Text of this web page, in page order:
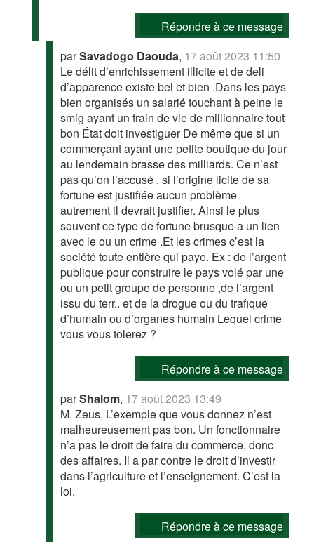
Répondre à ce message
parSavadogo Daouda, 17 août 2023 11:50
Le délit d’enrichissement illicite et de deli
d’apparence existe bel et bien .Dans les pays
bien organisés un salarié touchant à peine le
smig ayant un train de vie de millionnaire tout
bon État doit investiguer De même que si un
commerçant ayant une petite boutique du jour
au lendemain brasse des milliards. Ce n’est
pas qu’on l’accusé , si l’origine licite de sa
fortune est justifiée aucun problème
autrement il devrait justifier. Ainsi le plus
souvent ce type de fortune brusque a un lien
avec le ou un crime .Et les crimes c’est la
société toute entière qui paye. Ex : de l’argent
publique pour construire le pays volé par une
ou un petit groupe de personne ,de l’argent
issu du terr.. et de la drogue ou du trafique
d’humain ou d’organes humain Lequel crime
vous vous tolerez ?
Répondre à ce message
parShalom, 17 août 2023 13:49
M. Zeus, L’exemple que vous donnez n’est
malheureusement pas bon. Un fonctionnaire
n’a pas le droit de faire du commerce, donc
des affaires. Il a par contre le droit d’investir
dans l’agriculture et l’enseignement. C’est la
loi.
Répondre à ce message